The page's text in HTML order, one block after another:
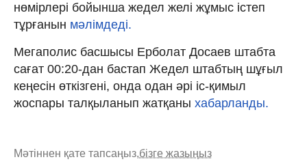
нөмірлері бойынша жедел желі жұмыс істеп
тұрғанын мәлімдеді.
Мегаполис басшысы Ерболат Досаев штабта
сағат 00:20-дан бастап Жедел штабтың шұғыл
кеңесін өткізгені, онда одан әрі іс-қимыл
жоспары талқыланып жатқаны хабарланды.
Мәтіннен қате тапсаңыз,бізге жазыңыз